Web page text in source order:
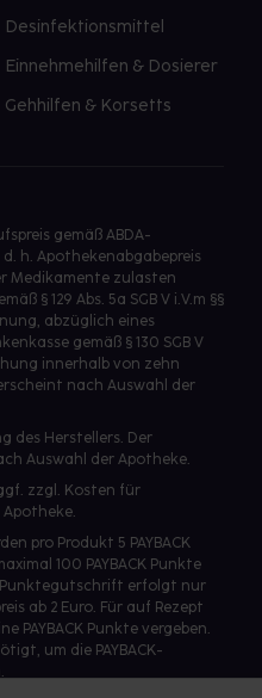
Desinfektionsmittel
Einnehmehilfen & Dosierer
Gehhilfen & Korsetts
gemäß ABDA-
h. Apothekenabgabepreis
Medikamente zulasten
§ 129 Abs. 5a SGB V i.V.m §§
abzüglich eines
gemäß § 130 SGB V
innerhalb von zehn
nach Auswahl der
des Herstellers. Der
Auswahl der Apotheke.
zzgl. Kosten für
pro Produkt 5 PAYBACK
100 PAYBACK Punkte
Punktegutschrift erfolgt nur
ab 2 Euro. Für auf Rezept
PAYBACK Punkte vergeben.
um die PAYBACK-